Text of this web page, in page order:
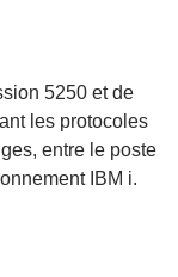
5250 et de
les protocoles
entre le poste
IBM i.
5250 sécurisée